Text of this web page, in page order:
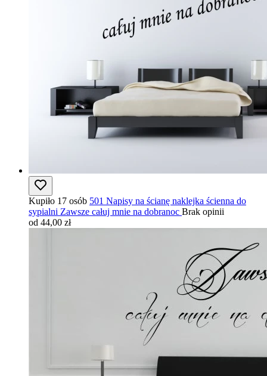
Kupiło 17 osób 501 Napisy na ścianę naklejka ścienna do
sypialni Zawsze całuj mnie na dobranoc Brak opinii
od 44,00 zł